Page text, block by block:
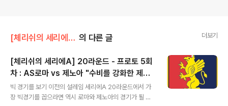
[체리쉬의 세리에A]/세리에A Preview Review 의 다른 글 더보기
[체리쉬의 세리에A] 20라운드 - 프로토 5회
차 : AS로마 vs 제노아 "수비를 강화한 제노
아"
빅 경기를 보기 이전의 설레임 세리에A 20라운드에서 가
장 빅경기를 꼽으라면 역시 로마와 제노아의 경기가 될 것